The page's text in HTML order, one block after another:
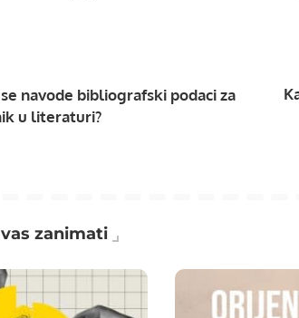
navode bibliografski podaci za
u literaturi?
zanimati